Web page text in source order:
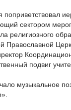
поприветствовал
сектором
религиозного
Православной
подвиг
музыкальное